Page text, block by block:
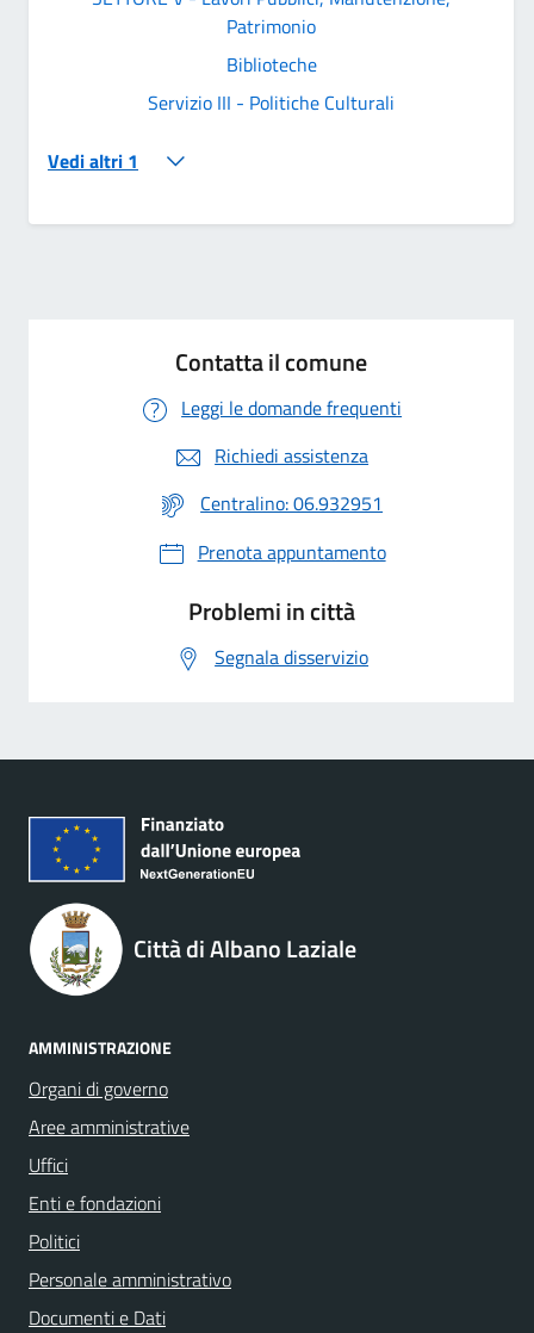
Patrimonio
Biblioteche
Servizio III - Politiche Culturali
Vedi altri 1
Contatta il comune
Leggi le domande frequenti
Richiedi assistenza
Centralino: 06.932951
Prenota appuntamento
Problemi in città
Segnala disservizio
Città di Albano Laziale
AMMINISTRAZIONE
Organi di governo
Aree amministrative
Uffici
Enti e fondazioni
Politici
Personale amministrativo
Documenti e Dati